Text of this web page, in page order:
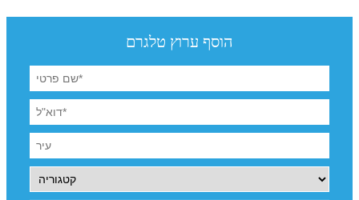
הוסף ערוץ טלגרם